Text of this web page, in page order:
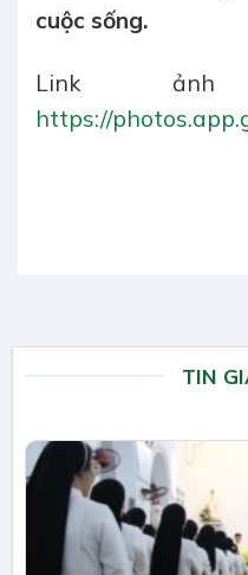
cuộc sống.
Link
https://
TIN